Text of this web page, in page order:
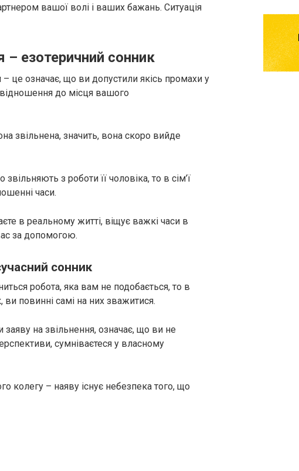
вашої волі і ваших бажань. Ситуація
– езотеричний сонник
це означає, що ви допустили якісь промахи у
до місця вашого
звільнена, значить, вона скоро вийде
з роботи її чоловіка, то в сім’ї
часи.
в реальному житті, віщує важкі часи в
за допомогою.
сонник
робота, яка вам не подобається, то в
ви повинні самі на них зважитися.
на звільнення, означає, що ви не
сумніваєтеся у власному
колегу – наяву існує небезпека того, що